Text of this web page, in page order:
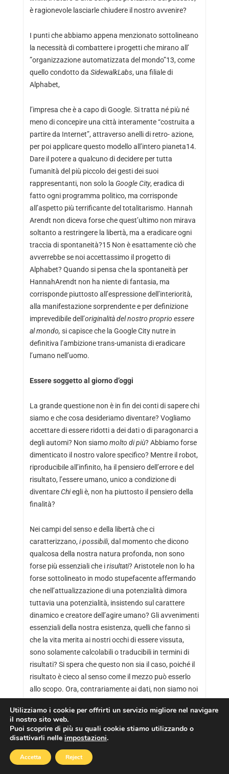
è ragionevole lasciarle chiudere il nostro avvenire?
I punti che abbiamo appena menzionato sottolineano
la necessità di combattere i progetti che mirano all’
”organizzazione automatizzata del mondo”13, come
quello condotto da SidewalkLabs, una filiale di
Alphabet,
l’impresa che è a capo di Google. Si tratta né più né
meno di concepire una città interamente “costruita a
partire da Internet”, attraverso anelli di retro- azione,
per poi applicare questo modello all’intero pianeta14.
Dare il potere a qualcuno di decidere per tutta
l’umanità del più piccolo dei gesti dei suoi
rappresentanti, non solo la Google City, eradica di
fatto ogni programma politico, ma corrisponde
all’aspetto più terrificante del totalitarismo. Hannah
Arendt non diceva forse che quest’ultimo non mirava
soltanto a restringere la libertà, ma a eradicare ogni
traccia di spontaneità?15 Non è esattamente ciò che
avverrebbe se noi accettassimo il progetto di
Alphabet? Quando si pensa che la spontaneità per
HannahArendt non ha niente di fantasia, ma
corrisponde piuttosto all’espressione dell’interiorità,
alla manifestazione sorprendente e per definizione
imprevedibile dell’originalità del nostro proprio essere
al mondo, si capisce che la Google City nutre in
definitiva l’ambizione trans-umanista di eradicare
l’umano nell’uomo.
Essere soggetto al giorno d’oggi
La grande questione non è in fin dei conti di sapere chi
siamo e che cosa desideriamo diventare? Vogliamo
accettare di essere ridotti a dei dati o di paragonarci a
degli automi? Non siamomolto di più? Abbiamo forse
dimenticato il nostro valore specifico? Mentre il robot,
riproducibile all’infinito, ha il pensiero dell’errore e del
risultato, l’essere umano, unico a condizione di
diventareChiegli è, non ha piuttosto il pensiero della
finalità?
Nei campi del senso e della libertà che ci
caratterizzano, i possibili, dal momento che dicono
qualcosa della nostra natura profonda, non sono
forse più essenziali che irisultati? Aristotele non lo ha
forse sottolineato in modo stupefacente affermando
che nell’attualizzazione di una potenzialità dimora
tuttavia una potenzialità, insistendo sul carattere
dinamico e creatore dell’agire umano? Gli avvenimenti
essenziali della nostra esistenza, quelli che fanno sì
che la vita merita ai nostri occhi di essere vissuta,
sono solamente calcolabili o traducibili in termini di
risultati? Si spera che questo non sia il caso, poiché il
risultato è cieco al senso come il mezzo può esserlo
allo scopo. Ora, contrariamente ai dati, non siamo noi
In
Utilizziamo i cookie per offrirti un servizio migliore nel navigare
il nostro sito web.
Puoi scoprire di più su quali cookie stiamo utilizzando o
disattivarli nelle impostazioni.
Accetta Reject